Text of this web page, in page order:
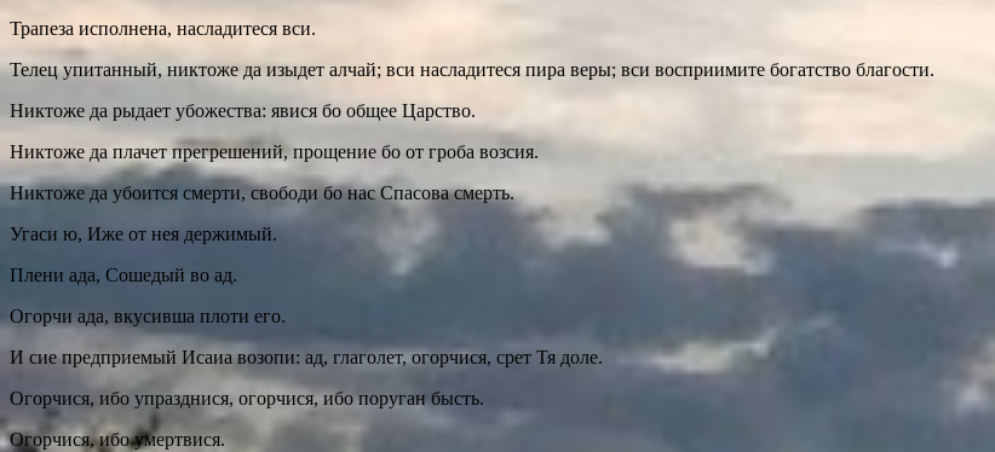
Трапеза исполнена, насладитеся вси.
Телец упитанный, никтоже да изыдет алчай; вси насладитеся пира веры; вси восприимите богатство благости.
Никтоже да рыдает убожества: явися бо общее Царство.
Никтоже да плачет прегрешений, прощение бо от гроба возсия.
Никтоже да убоится смерти, свободи бо нас Спасова смерть.
Угаси ю, Иже от нея держимый.
Плени ада, Сошедый во ад.
Огорчи ада, вкусивша плоти его.
И сие предприемый Исаиа возопи: ад, глаголет, огорчися, срет Тя доле.
Огорчися, ибо упразднися, огорчися, ибо поруган бысть.
Огорчися, ибо умертвися.